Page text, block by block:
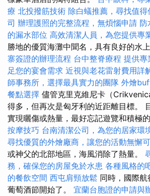
療 北投撥筋技術 除白蟻推薦，尋找值
司 辦理護照的完整流程，無煩惱申請 防
的漏水部位 高效清潔人員，為您提供專
勝地的優質海灘中聞名，具有良好的水
寨簽證的辦理流程 台中整脊療程 提供專
足您的宴會需求 近視與老花雷射費用詳
師事務所，選擇最具實力的團隊 外燴
餐點選擇 儘管克里克維尼卡（
得多，但再次是匈牙利的近距離目標。
實現曬傷或熱量，最好忘記遊覽和積極
按摩技巧 台南清潔公司，為您的居家環
尋找優質的外燴廠商，讓您的活動無懈
或神父的北部地區，海風消除了熱量。
務，確保您的房屋免於水患 各種風格的
的餐飲空間 西屯肩頸放鬆 同時，國際
葡萄酒節開始了。 宜蘭台胞證的申請與